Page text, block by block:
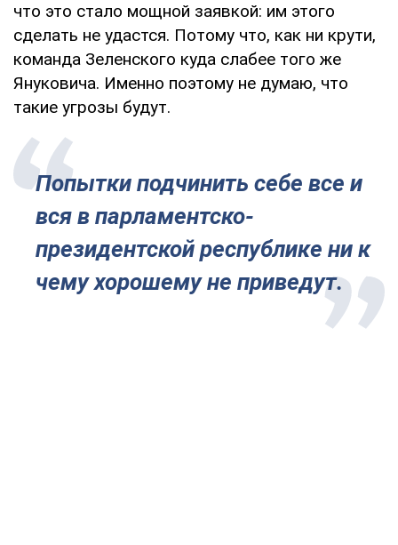
что это стало мощной заявкой: им этого
сделать не удастся. Потому что, как ни крути,
команда Зеленского куда слабее того же
Януковича. Именно поэтому не думаю, что
такие угрозы будут.
Попытки подчинить себе все и
вся в парламентско-
президентской республике ни к
чему хорошему не приведут.